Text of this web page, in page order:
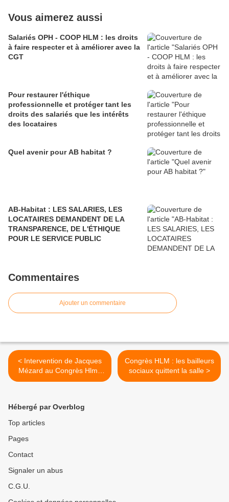
Vous aimerez aussi
Salariés OPH - COOP HLM : les droits
à faire respecter et à améliorer avec la
CGT
Pour restaurer l'éthique
professionnelle et protéger tant les
droits des salariés que les intérêts
des locataires
Quel avenir pour AB habitat ?
AB-Habitat : LES SALARIES, LES
LOCATAIRES DEMANDENT DE LA
TRANSPARENCE, DE L'ÉTHIQUE
POUR LE SERVICE PUBLIC
Commentaires
Ajouter un commentaire
< Intervention de Jacques
Mézard au Congrès Hlm :
réaction du Mouvement
Congrès HLM : les bailleurs
sociaux quittent la salle >
Hébergé par Overblog
Top articles
Pages
Contact
Signaler un abus
C.G.U.